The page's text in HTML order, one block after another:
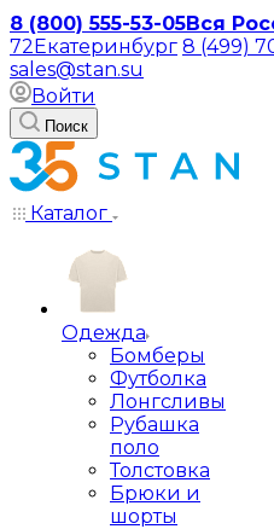
8 (800) 555-53-05Вся
72Екатеринбург 8 (499)
sales@stan.su
Войти
Поиск
Каталог
Одежда
Бомберы
Футболка
Лонгсливы
Рубашка
поло
Толстовка
Брюки и
шорты